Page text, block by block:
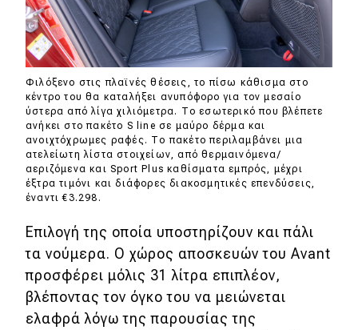
Φιλόξενο στις πλαϊνές θέσεις, το πίσω κάθισμα στο
κέντρο του θα καταλήξει ανυπόφορο για τον μεσαίο
ύστερα από λίγα χιλιόμετρα. Το εσωτερικό που βλέπετε
ανήκει στο πακέτο S line σε μαύρο δέρμα και
ανοιχτόχρωμες ραφές. Το πακέτο περιλαμβάνει μια
ατελείωτη λίστα στοιχείων, από θερμαινόμενα/
αεριζόμενα και Sport Plus καθίσματα εμπρός, μέχρι
έξτρα τιμόνι και διάφορες διακοσμητικές επενδύσεις,
έναντι €3.298.
Επιλογή της οποία υποστηρίζουν και πάλι
τα νούμερα. Ο χώρος αποσκευών του Avant
προσφέρει μόλις 31 λίτρα επιπλέον,
βλέποντας τον όγκο του να μειώνεται
ελαφρά λόγω της παρουσίας της